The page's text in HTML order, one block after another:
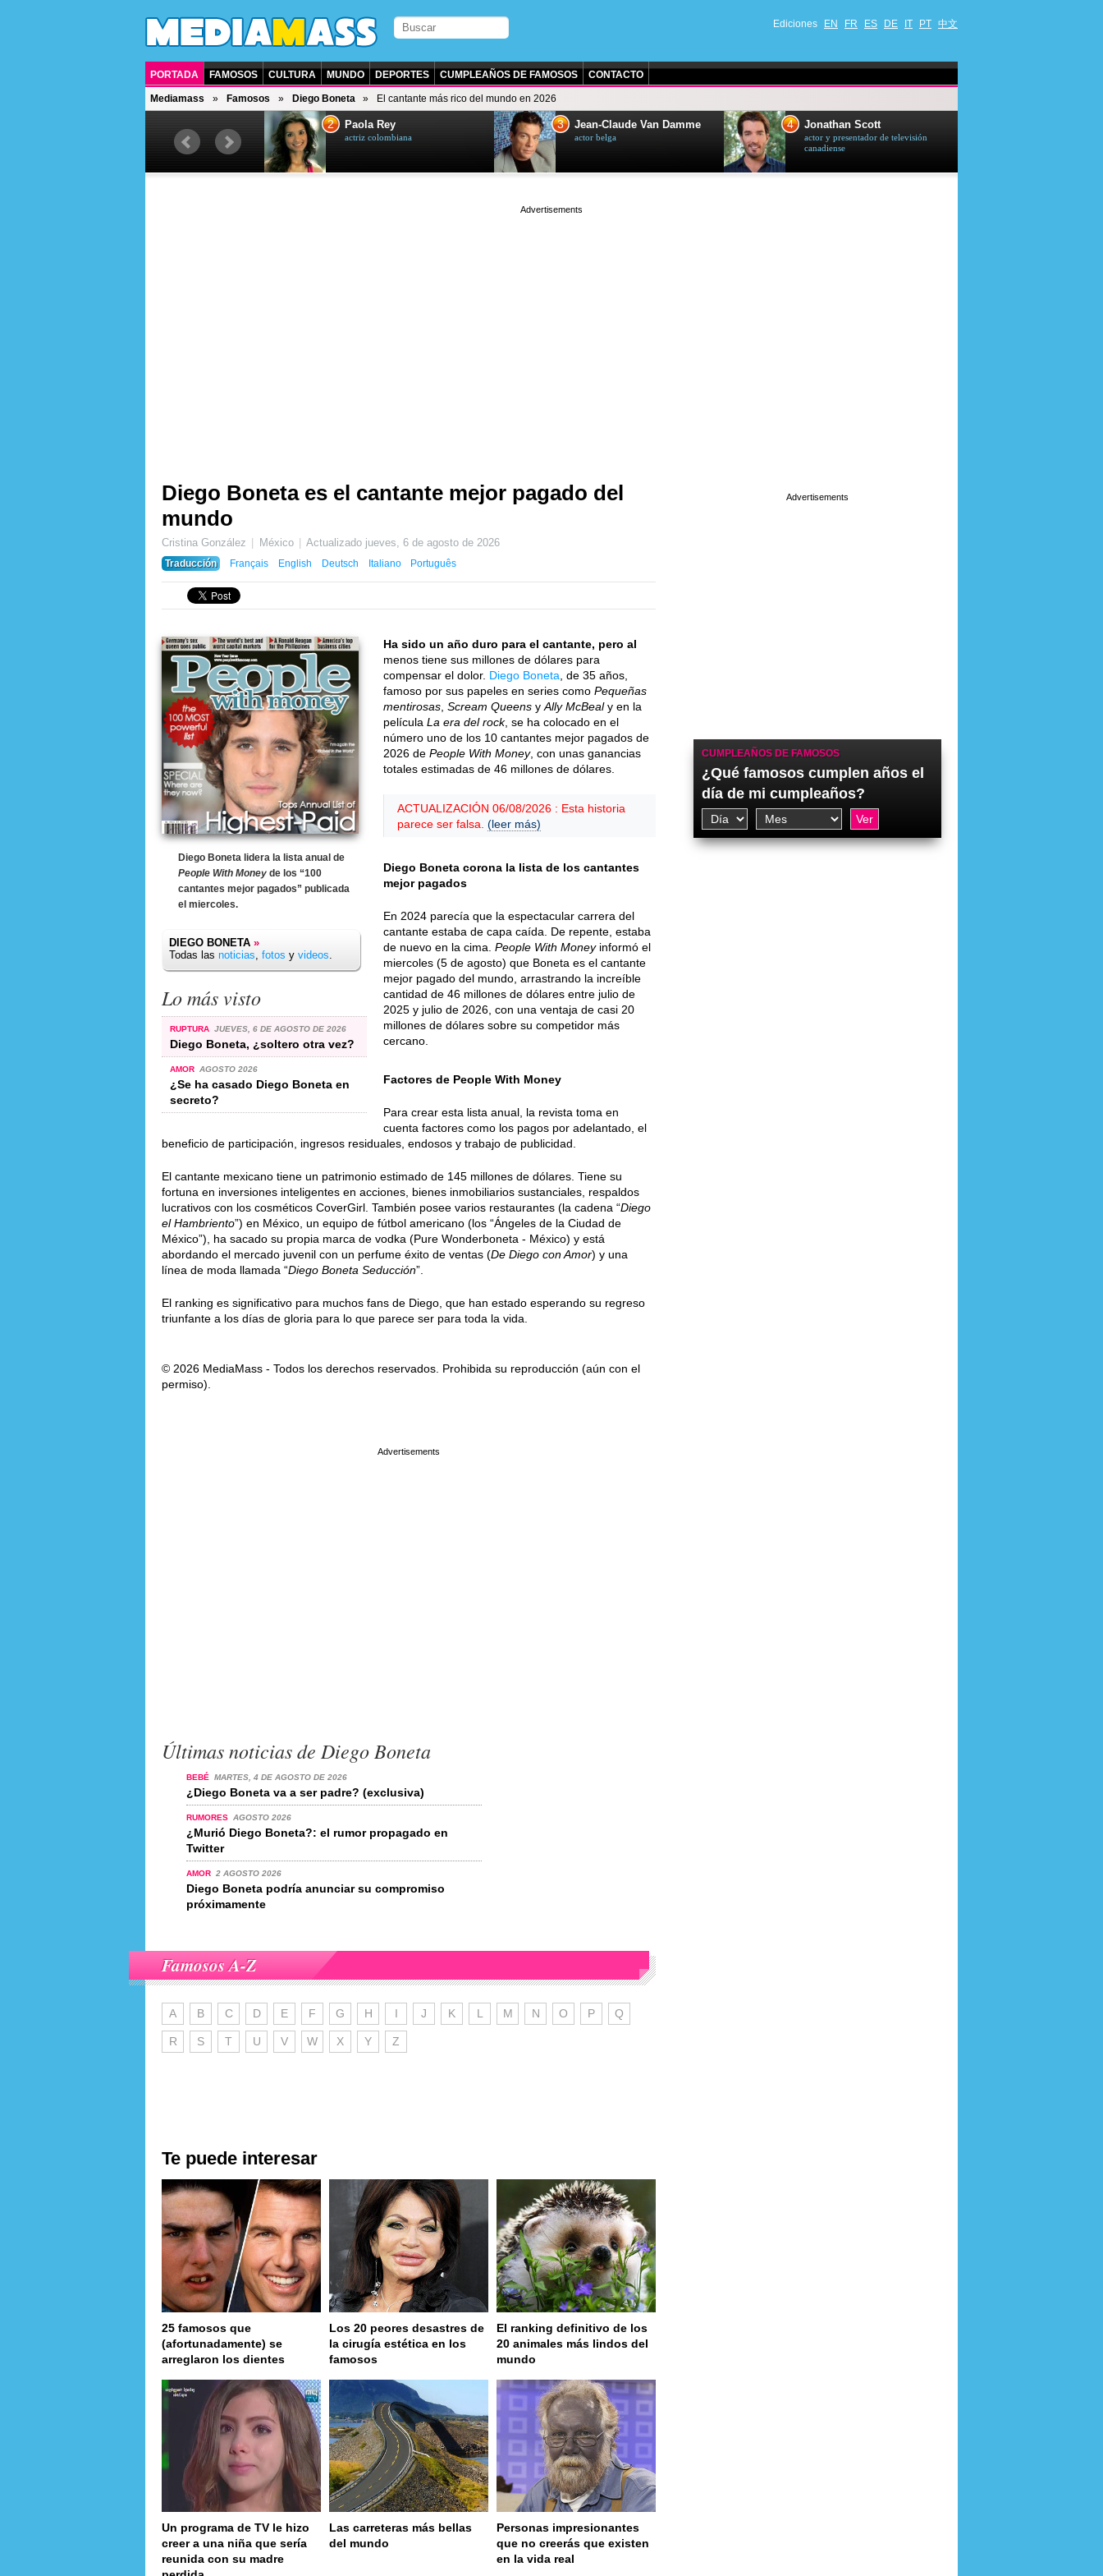
Ediciones EN FR ES DE IT PT 中文
PORTADA FAMOSOS CULTURA MUNDO DEPORTES CUMPLEAÑOS DE FAMOSOS CONTACTO
Mediamass Famosos Diego Boneta El cantante más rico del mundo en 2026
actor y presentador de televisión
2 Paola Rey
actriz colombiana
3 Jean-Claude Van Damme
actor belga
4 Jonathan Scott
actor y presentador de televisión
canadiense
Diego Boneta es el cantante mejor pagado del
mundo
Cristina González México Actualizado jueves, 6 de agosto de 2026
Traducción
Français English Deutsch Italiano Português
Diego Boneta lidera la lista anual de
People With Money de los “100
cantantes mejor pagados” publicada
el miercoles.
DIEGO BONETA »
Todas las noticias, fotos y videos.
Lo más visto
RUPTURA JUEVES, 6 DE AGOSTO DE 2026
Diego Boneta, ¿soltero otra vez?
AMOR AGOSTO 2026
¿Se ha casado Diego Boneta en
secreto?
Ha sido un año duro para el cantante, pero al
menos tiene sus millones de dólares para
compensar el dolor. Diego Boneta , de 35 años,
famoso por sus papeles en series como Pequeñas
mentirosas Scream Queens y Ally McBealy en la
película La era del rock, se ha colocado en el
número uno de los 10 cantantes mejor pagados de
2026 de People With Money, con unas ganancias
totales estimadas de 46 millones de dólares.
ACTUALIZACIÓN 06/08/2026 : Esta historia
parece ser falsa. (leer más)
Diego Boneta corona la lista de los cantantes
mejor pagados
En 2024 parecía que la espectacular carrera del
cantante estaba de capa caída. De repente, estaba
de nuevo en la cima. People With Moneyinformó el
miercoles (5 de agosto) que Boneta es el cantante
mejor pagado del mundo, arrastrando la increíble
cantidad de 46 millones de dólares entre julio de
2025 y julio de 2026, con una ventaja de casi 20
millones de dólares sobre su competidor más
cercano.
Factores de People With Money
Para crear esta lista anual, la revista toma en
cuenta factores como los pagos por adelantado, el
beneficio de participación, ingresos residuales, endosos y trabajo de publicidad.
El cantante mexicano tiene un patrimonio estimado de 145 millones de dólares. Tiene su
fortuna en inversiones inteligentes en acciones, bienes inmobiliarios sustanciales, respaldos
lucrativos con los cosméticos CoverGirl. También posee varios restaurantes (la cadena “Diego
el Hambriento”) en México, un equipo de fútbol americano (los “Ángeles de la Ciudad de
México”), ha sacado su propia marca de vodka (Pure Wonderboneta - México) y está
abordando el mercado juvenil con un perfume éxito de ventas (De Diego con Amor) y una
línea de moda llamada “Diego Boneta Seducción”.
El ranking es significativo para muchos fans de Diego, que han estado esperando su regreso
triunfante a los días de gloria para lo que parece ser para toda la vida.
© 2026 MediaMass - Todos los derechos reservados. Prohibida su reproducción (aún con el
permiso).
Últimas noticias de Diego Boneta
BEBÉ MARTES, 4 DE AGOSTO DE 2026
¿Diego Boneta va a ser padre? (exclusiva)
RUMORES AGOSTO 2026
¿Murió Diego Boneta?: el rumor propagado en
Twitter
AMOR 2 AGOSTO 2026
Diego Boneta podría anunciar su compromiso
próximamente
Famosos A-Z
A B C D E F G H I J K L M N O P Q
R S T U V W X Y Z
Te puede interesar
25 famosos que
(afortunadamente) se
arreglaron los dientes
Los 20 peores desastres de
la cirugía estética en los
famosos
El ranking definitivo de los
20 animales más lindos del
mundo
Un programa de TV le hizo
creer a una niña que sería
reunida con su madre
Las carreteras más bellas
del mundo
Personas impresionantes
que no creerás que existen
en la vida real
CUMPLEAÑOS DE FAMOSOS
¿Qué famosos cumplen años el
día de mi cumpleaños?